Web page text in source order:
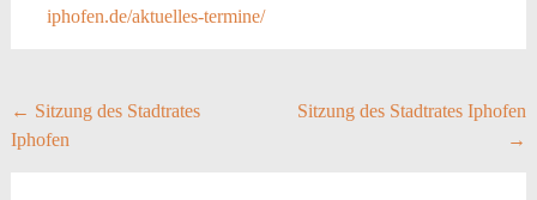
iphofen.de/aktuelles-termine/
Post
navigation
← Sitzung des Stadtrates
Iphofen
Sitzung des Stadtrates Iphofen
→